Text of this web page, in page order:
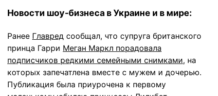
Новости шоу-бизнеса в Украине и в мире:
Ранее Главред сообщал, что супруга британского
принца Гарри Меган Маркл порадовала
подписчиков редкими семейными снимками, на
которых запечатлена вместе с мужем и дочерью.
Публикация была приурочена к первому